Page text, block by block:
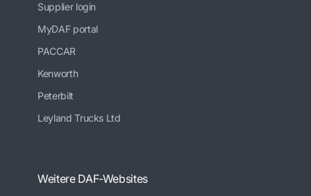
Supplier login
MyDAF portal
PACCAR
Kenworth
Peterbilt
Leyland Trucks Ltd
Weitere DAF-Websites